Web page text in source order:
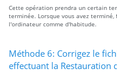
Cette opération prendra un certain
terminée. Lorsque vous avez
l'ordinateur comme d'habitude.
Méthode 6: Corrigez le
effectuant la Restauration